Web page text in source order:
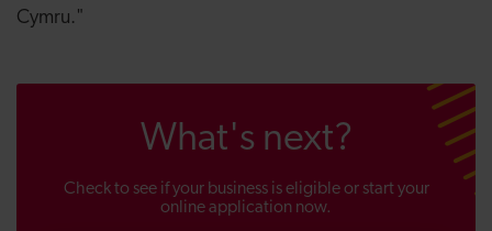
Cymru."
What's next?
Check to see if your business is eligible or start your
online application now.